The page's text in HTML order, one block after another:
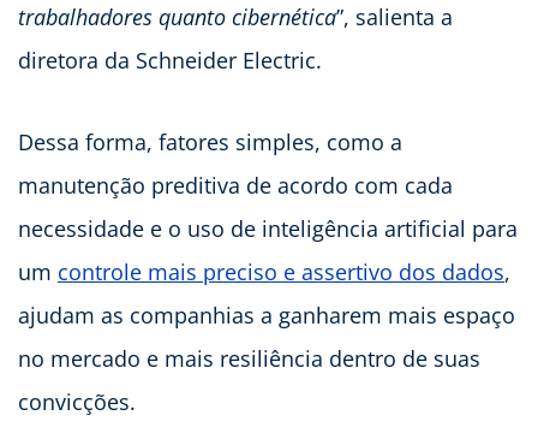
trabalhadores quanto cibernética”, salienta a
diretora da Schneider Electric.
Dessa forma, fatores simples, como a
manutenção preditiva de acordo com cada
necessidade e o uso de inteligência artificial para
um controle mais preciso e assertivo dos dados,
ajudam as companhias a ganharem mais espaço
no mercado e mais resiliência dentro de suas
convicções.